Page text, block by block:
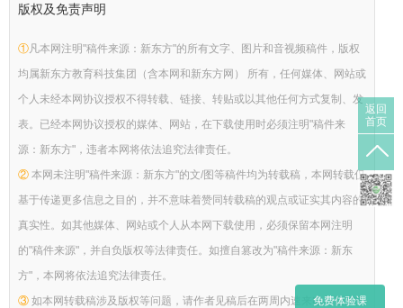
版权及免责声明
①凡本网注明"稿件来源：新东方"的所有文字、图片和音视频稿件，版权
均属新东方教育科技集团（含本网和新东方网） 所有，任何媒体、网站或
个人未经本网协议授权不得转载、链接、转贴或以其他任何方式复制、发
表。已经本网协议授权的媒体、网站，在下载使用时必须注明"稿件来
源：新东方"，违者本网将依法追究法律责任。
②本网未注明"稿件来源：新东方"的文/图等稿件均为转载稿，本网转载仅
基于传递更多信息之目的，并不意味着赞同转载稿的观点或证实其内容的
真实性。如其他媒体、网站或个人从本网下载使用，必须保留本网注明
的"稿件来源"，并自负版权等法律责任。如擅自篡改为"稿件来源：新东
方"，本网将依法追究法律责任。
③如本网转载稿涉及版权等问题，请作者见稿后在两周内速来电与新东方
返回
首页
免费体验课